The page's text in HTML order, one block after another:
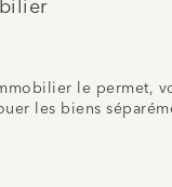
le permet,
les biens